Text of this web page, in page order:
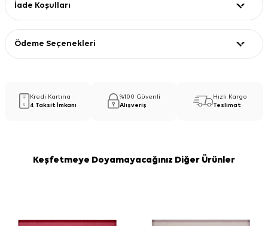
İade Koşulları
Ödeme Seçenekleri
Kredi Kartına
4 Taksit İmkanı
%100 Güvenli
Alışveriş
Hızlı Kargo
Teslimat
Keşfetmeye Doyamayacağınız Diğer Ürünler